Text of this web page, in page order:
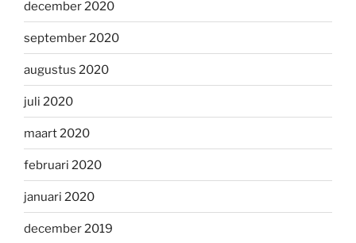
december 2020
september 2020
augustus 2020
juli 2020
maart 2020
februari 2020
januari 2020
december 2019